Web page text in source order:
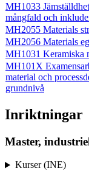
MH1033
mångfald och
MH2055 Materials
MH2056 Materials
MH1031 Keramiska
MH101X
material och
grundnivå
Inriktningar
Master,
Kurser (INE)